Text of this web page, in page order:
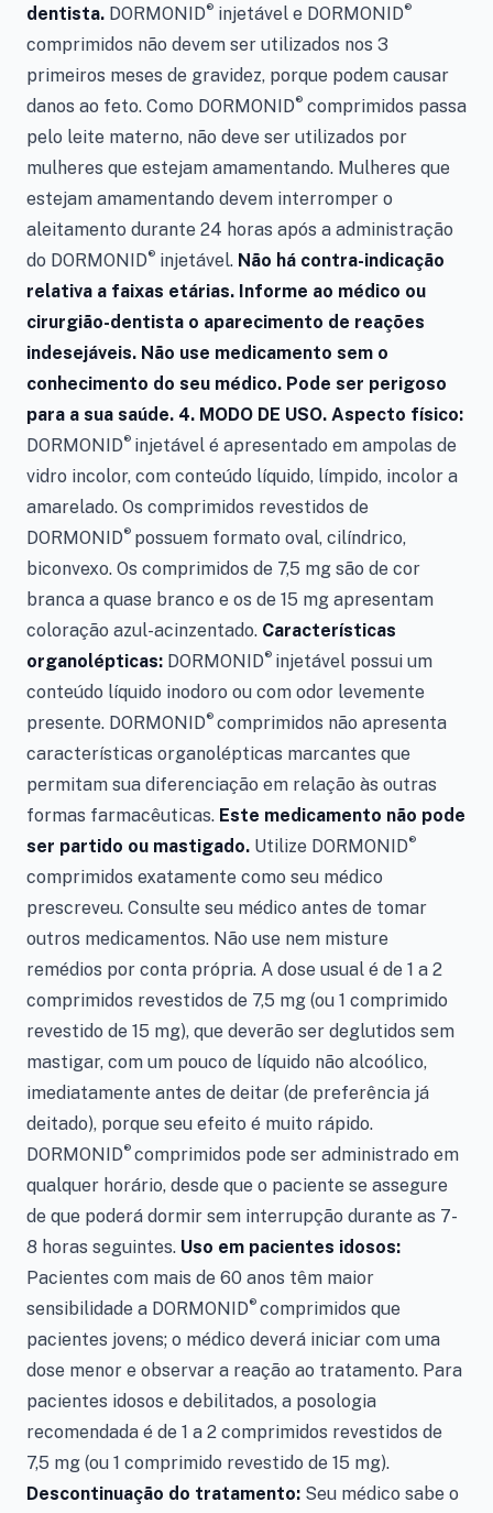
dentista. DORMONID® injetável e DORMONID®
comprimidos não devem ser utilizados nos 3
primeiros meses de gravidez, porque podem causar
danos ao feto. Como DORMONID® comprimidos passa
pelo leite materno, não deve ser utilizados por
mulheres que estejam amamentando. Mulheres que
estejam amamentando devem interromper o
aleitamento durante 24 horas após a administração
do DORMONID® injetável. Não há contra-indicação
relativa a faixas etárias. Informe ao médico ou
cirurgião-dentista o aparecimento de reações
indesejáveis. Não use medicamento sem o
conhecimento do seu médico. Pode ser perigoso
para a sua saúde. 4. MODO DE USO. Aspecto físico:
DORMONID® injetável é apresentado em ampolas de
vidro incolor, com conteúdo líquido, límpido, incolor a
amarelado. Os comprimidos revestidos de
DORMONID® possuem formato oval, cilíndrico,
biconvexo. Os comprimidos de 7,5 mg são de cor
branca a quase branco e os de 15 mg apresentam
coloração azul-acinzentado. Características
organolépticas: DORMONID® injetável possui um
conteúdo líquido inodoro ou com odor levemente
presente. DORMONID® comprimidos não apresenta
características organolépticas marcantes que
permitam sua diferenciação em relação às outras
formas farmacêuticas. Este medicamento não pode
ser partido ou mastigado. Utilize DORMONID®
comprimidos exatamente como seu médico
prescreveu. Consulte seu médico antes de tomar
outros medicamentos. Não use nem misture
remédios por conta própria. A dose usual é de 1 a 2
comprimidos revestidos de 7,5 mg (ou 1 comprimido
revestido de 15 mg), que deverão ser deglutidos sem
mastigar, com um pouco de líquido não alcoólico,
imediatamente antes de deitar (de preferência já
deitado), porque seu efeito é muito rápido.
DORMONID® comprimidos pode ser administrado em
qualquer horário, desde que o paciente se assegure
de que poderá dormir sem interrupção durante as 7-
8 horas seguintes. Uso em pacientes idosos:
Pacientes com mais de 60 anos têm maior
sensibilidade a DORMONID® comprimidos que
pacientes jovens; o médico deverá iniciar com uma
dose menor e observar a reação ao tratamento. Para
pacientes idosos e debilitados, a posologia
recomendada é de 1 a 2 comprimidos revestidos de
7,5 mg (ou 1 comprimido revestido de 15 mg).
Descontinuação do tratamento: Seu médico sabe o